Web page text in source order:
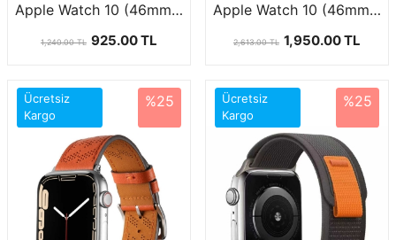
Apple Watch 10 (46mm) Uyumlu Metal Kordon-41
1,240.00 TL 925.00 TL
Apple Watch 10 (46mm) Uyumlu Geçmeli Görünümlü Metal Kordon-63
2,613.00 TL 1,950.00 TL
Ücretsiz
Kargo
%25
Ücretsiz
Kargo
%25